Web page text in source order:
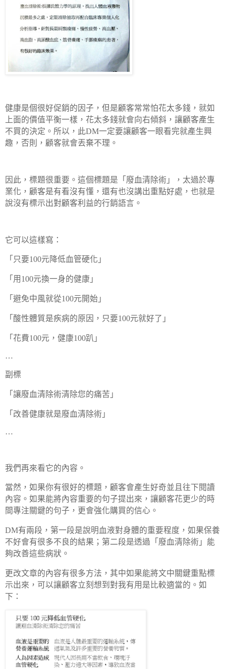
健康是個很好促銷的因子，但是顧客常常怕花太多錢，就如
上面的價值平衡一樣，花太多錢就會向右傾斜，讓顧客產生
不買的決定。所以，此DM一定要讓顧客一眼看完就產生興
趣，否則，顧客就會丟棄不理。
因此，標題很重要。這個標題是「廢血清除術」，太過於專
業化，顧客是有看沒有懂，還有也沒講出重點好處，也就是
說沒有標示出對顧客利益的行銷語言。
它可以這樣寫：
「只要100元降低血管硬化」
「用 100元換一身的健康」
「避免中風就從100元開始」
「酸性體質是疾病的原因，只要100元就好了」
「花費100元，健康100趴」
…
副標
「讓廢血清除術清除您的痛苦」
「改善健康就是廢血清除術」
…
我們再來看它的內容。
當然，如果你有很好的標題，顧客會產生好奇並且往下閱讀
內容。如果能將內容重要的句子提出來，讓顧客花更少的時
間專注關鍵的句子，更會強化購買的信心。
DM有兩段，第一段是說明血液對身體的重要程度，如果保養
不好會有很多不良的結果；第二段是透過「廢血清除術」能
夠改善這些病狀。
更改文章的內容有很多方法，其中如果能將文中關鍵重點標
示出來，可以讓顧客立刻想到對我有用是比較適當的。如
下：